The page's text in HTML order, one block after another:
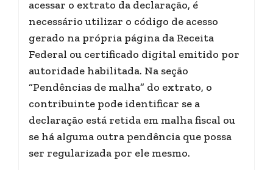
acessar o extrato da declaração, é
necessário utilizar o código de acesso
gerado na própria página da Receita
Federal ou certificado digital emitido por
autoridade habilitada. Na seção
“Pendências de malha” do extrato, o
contribuinte pode identificar se a
declaração está retida em malha fiscal ou
se há alguma outra pendência que possa
ser regularizada por ele mesmo.